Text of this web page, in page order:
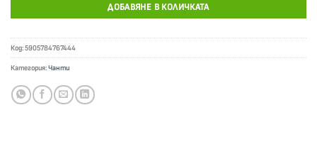
ДОБАВЯНЕ В КОЛИЧКАТА
Код:5905784767444
Категория:Чанти